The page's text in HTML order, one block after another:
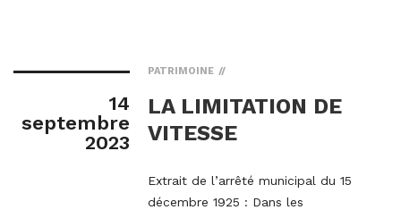
14
septembre
2023
PATRIMOINE
LA LIMITATION DE
VITESSE
Extrait de l’arrêté municipal du 15
décembre 1925 : Dans les